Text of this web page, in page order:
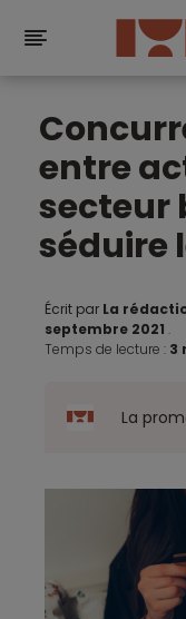
entre
secteur
séduire
Écrit par La
septembre 2021 .
Temps de lecture : 3
La